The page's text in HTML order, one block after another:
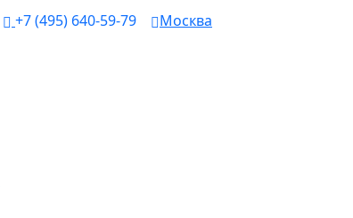
+7 (495) 640-59-79
Москва